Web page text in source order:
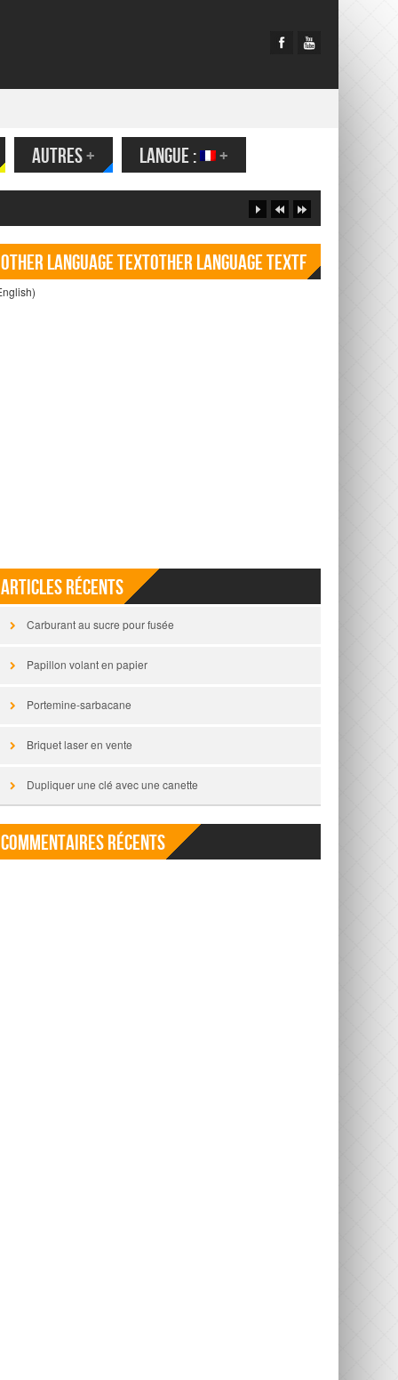
AUTRES+ LANGUE : +
Other language TextOther language Textf
Articles récents
Carburant au sucre pour fusée
Papillon volant en papier
Portemine-sarbacane
Briquet laser en vente
Dupliquer une clé avec une canette
Commentaires récents